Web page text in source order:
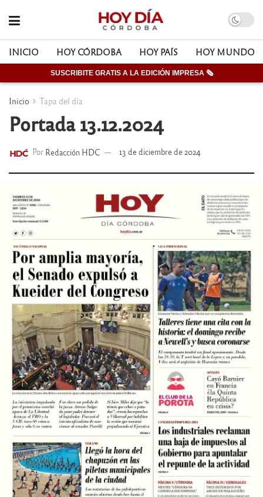
INICIO HOY CÓRDOBA HOY PAÍS HOY MUNDO
SUSCRIBITE GRATIS A LA EDICIÓN IMPRESA 🗞
Inicio Tapa del día
Portada 13.12.2024
Por Redacción HDC 13 de diciembre de 2024